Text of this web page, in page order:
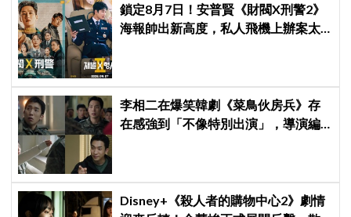
鎖定8月7日！安普賢《財閥X刑警2》
海報帥出新高度，私人飛機上辦案太
李相二在爆笑韓劇《菜鳥伙房兵》存
在感強到「不像特別出演」，導演編
Disney+《殺人者的購物中心2》劇情